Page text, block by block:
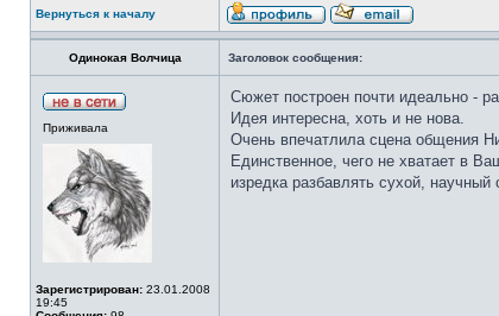
Вернуться к началу
Одинокая Волчица Заголовок сообщения:
Приживала
Зарегистрирован: 23.01.2008
19:45
Сюжет построен почти идеально -
Идея интересна, хоть и не нова.
Очень впечатлила сцена общения
Единственное, чего не хватает в
изредка разбавлять сухой,